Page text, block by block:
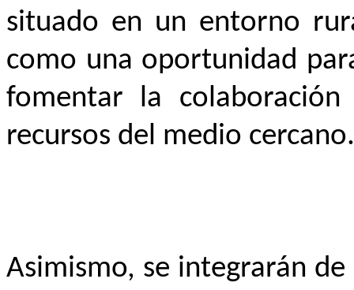
situado en un entorno
como una oportunidad
fomentar la
recursos del medio cercano.
Asimismo, se integrarán